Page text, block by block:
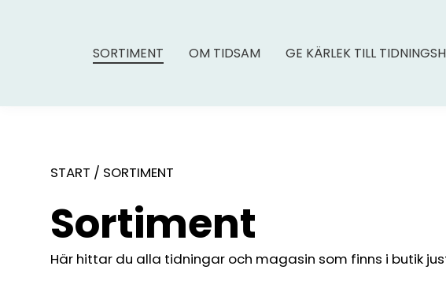
SORTIMENT OM TIDSAM GE KÄRLEK TILL
START / SORTIMENT
Sortiment
Här hittar du alla tidningar och magasin som finns i butik